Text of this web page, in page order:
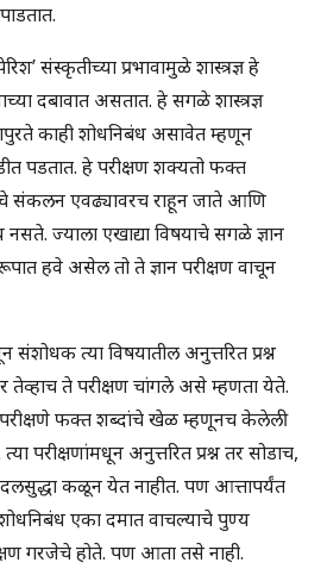
संस्कृतीच्या प्रभावामुळे शास्त्रज्ञ हे
दबावात असतात. हे सगळे शास्त्रज्ञ
काही शोधनिबंध असावेत म्हणून
पडतात. हे परीक्षण शक्यतो फक्त
संकलन एवढ्यावरच राहून जाते आणि
नसते. ज्याला एखाद्या विषयाचे सगळे ज्ञान
हवे असेल तो ते ज्ञान परीक्षण वाचून
संशोधक त्या विषयातील अनुत्तरित प्रश्न
ते परीक्षण चांगले असे म्हणता येते.
फक्त शब्दांचे खेळ म्हणूनच केलेली
परीक्षणांमधून अनुत्तरित प्रश्न तर सोडाच,
कळून येत नाहीत. पण आत्तापर्यंत
एका दमात वाचल्याचे पुण्य
गरजेचे होते. पण आता तसे नाही.